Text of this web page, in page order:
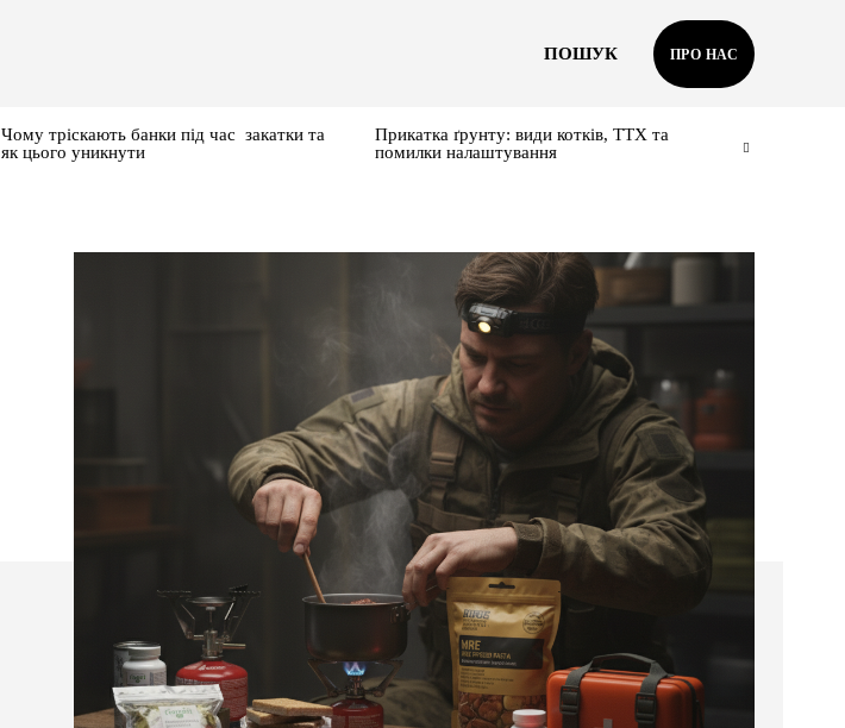
ПОШУК ПРО НАС
Чому тріскають банки під час закатки та
як цього уникнути
Прикатка ґрунту: види котків, ТТХ та
помилки налаштування